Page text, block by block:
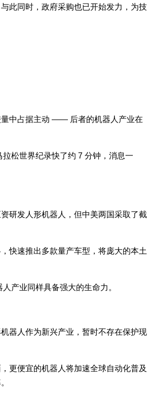
此同时，政府采购也已开始发力，为技
量中占据主动 —— 后者的机器人产业在
松世界纪录快了约 7 分钟，消息一
研发人形机器人，但中美两国采取了截
快速推出多款量产车型，将庞大的本土
产业同样具备强大的生命力。
器人作为新兴产业，暂时不存在保护现
更便宜的机器人将加速全球自动化普及